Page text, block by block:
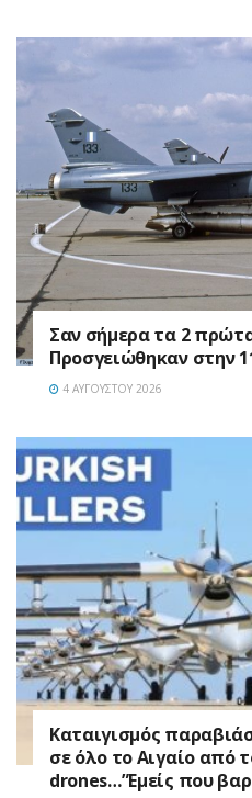
Σαν σήμερα τα 2
Προσγειώθηκαν στην
4 ΑΥΓΟΎΣΤΟΥ 2026
Καταιγισμός
σε όλο το Αιγαίο από
drones…”Εμείς που